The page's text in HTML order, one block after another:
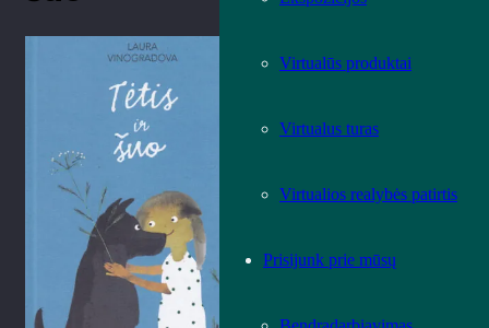
Virtualūs produktai
Virtualus turas
Virtualios realybės patirtis
Prisijunk prie mūsų